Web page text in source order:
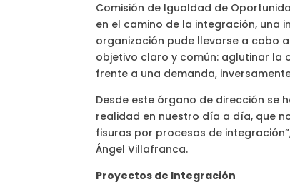
Comisión de Igualdad de
en el camino de la integración, una
organización pude llevarse a cabo
objetivo claro y común: aglutinar
frente a una demanda,
Desde este órgano de dirección se
realidad en nuestro día a día, que
fisuras por procesos de
Ángel Villafranca.
Proyectos de Integración